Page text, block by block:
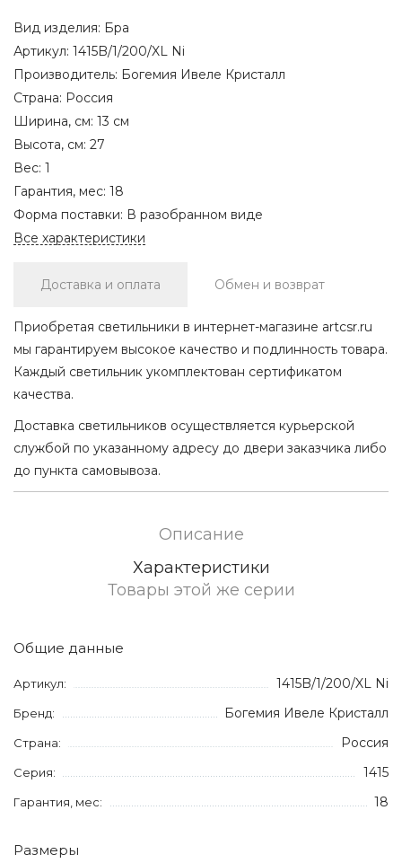
Вид изделия: Бра
Артикул: 1415B/1/200/XL Ni
Производитель: Богемия Ивеле Кристалл
Страна: Россия
Ширина, см: 13 см
Высота, см: 27
Вес: 1
Гарантия, мес: 18
Форма поставки: В разобранном виде
Все характеристики
Доставка и оплата Обмен и возврат
Приобретая светильники в интернет-магазине artcsr.ru
мы гарантируем высокое качество и подлинность товара.
Каждый светильник укомплектован сертификатом
качества.
Доставка светильников осуществляется курьерской
службой по указанному адресу до двери заказчика либо
до пункта самовывоза.
Описание
Характеристики
Товары этой же серии
Общие данные
Артикул: 1415B/1/200/XL Ni
Бренд: Богемия Ивеле Кристалл
Страна: Россия
Серия: 1415
Гарантия, мес: 18
Размеры